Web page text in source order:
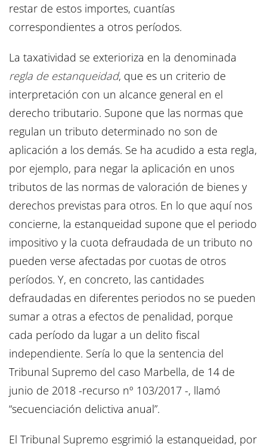
restar de estos importes, cuantías
correspondientes a otros períodos.
La taxatividad se exterioriza en la denominada
regla de estanqueidad, que es un criterio de
interpretación con un alcance general en el
derecho tributario. Supone que las normas que
regulan un tributo determinado no son de
aplicación a los demás. Se ha acudido a esta regla,
por ejemplo, para negar la aplicación en unos
tributos de las normas de valoración de bienes y
derechos previstas para otros. En lo que aquí nos
concierne, la estanqueidad supone que el periodo
impositivo y la cuota defraudada de un tributo no
pueden verse afectadas por cuotas de otros
períodos. Y, en concreto, las cantidades
defraudadas en diferentes periodos no se pueden
sumar a otras a efectos de penalidad, porque
cada período da lugar a un delito fiscal
independiente. Sería lo que la sentencia del
Tribunal Supremo del caso Marbella, de 14 de
junio de 2018 -recurso nº 103/2017 -, llamó
“secuenciación delictiva anual”.
El Tribunal Supremo esgrimió la estanqueidad, por